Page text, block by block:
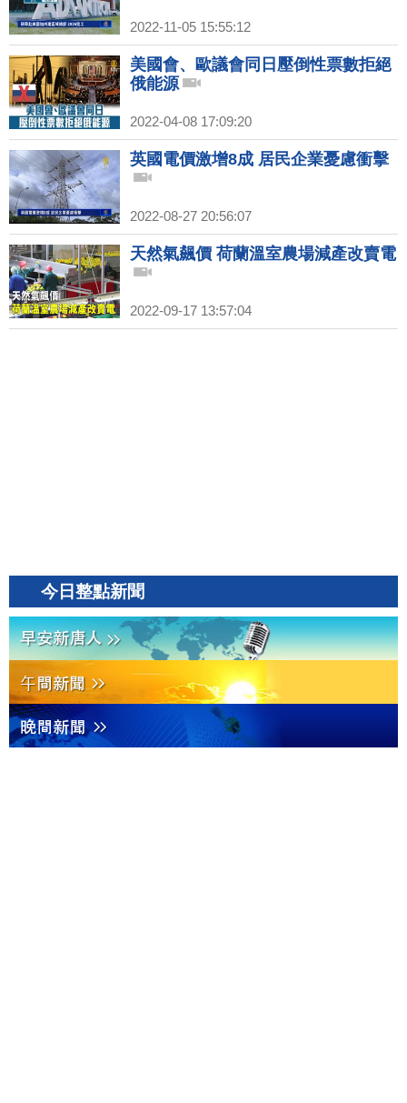
2022-11-05 15:55:12
美國會、歐議會同日壓倒性票數拒絕
俄能源
2022-04-08 17:09:20
英國電價激增8成 居民企業憂慮衝擊
2022-08-27 20:56:07
天然氣飆價 荷蘭溫室農場減產改賣電
2022-09-17 13:57:04
今日整點新聞